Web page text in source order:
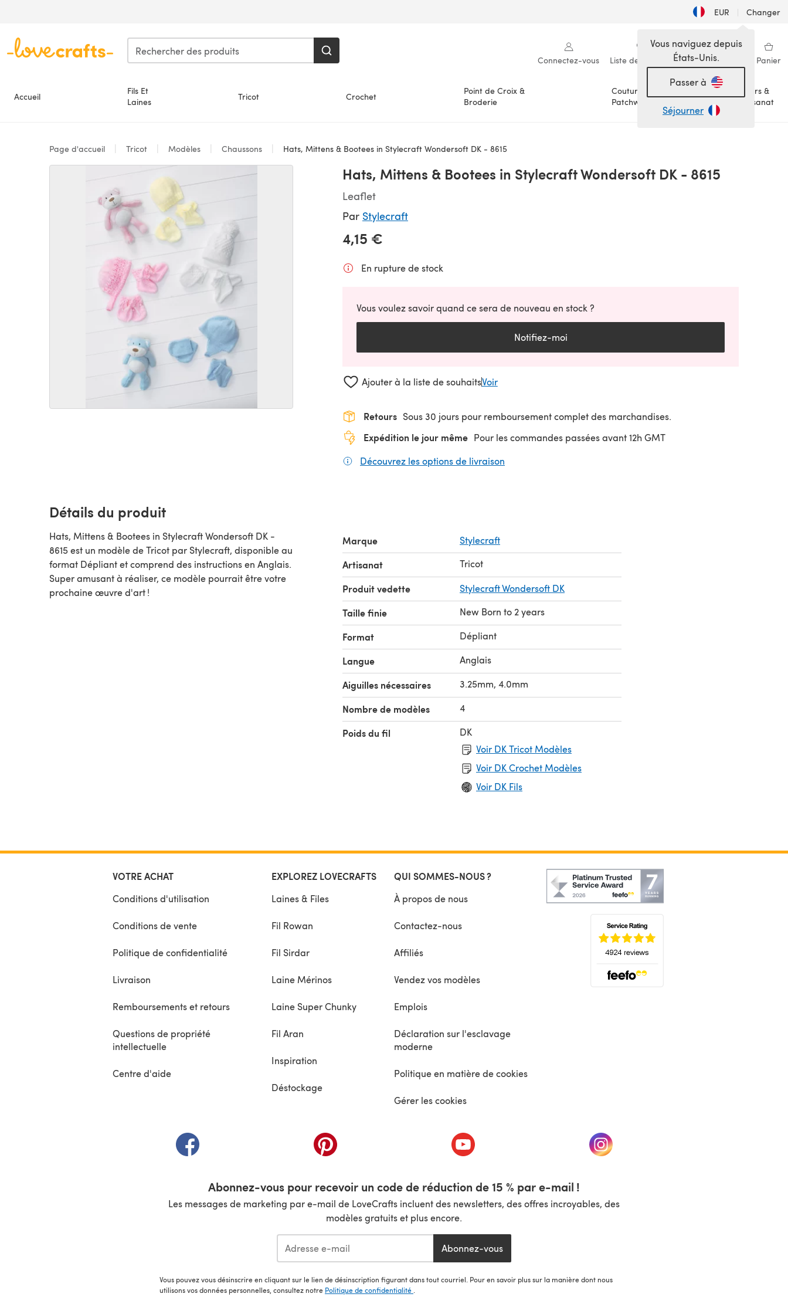
EUR | Changer
Connectez-vous Liste de souhaits Ma bibliothèque Panier
Accueil
Fils Et
Laines
Tricot Crochet
Point de Croix &
Broderie
Couture &
Patchwork
Loisirs &
Artisanat
Vous naviguez depuis
États-Unis.
Passer à
Séjourner
Page d'accueil Tricot Modèles Chaussons Hats, Mittens & Bootees in Stylecraft Wondersoft DK - 8615
Hats, Mittens & Bootees in Stylecraft Wondersoft DK - 8615
Leaflet
Par Stylecraft
4,15 €
En rupture de stock
Vous voulez savoir quand ce sera de nouveau en stock ?
Notifiez-moi
Ajouter à la liste de souhaitsVoir
Retours Sous 30 jours pour remboursement complet des marchandises.
Expédition le jour même Pour les commandes passées avant 12h GMT
Découvrez les options de livraison
Détails du produit
Hats, Mittens & Bootees in Stylecraft Wondersoft DK -
8615 est un modèle de Tricot par Stylecraft, disponible au
format Dépliant et comprend des instructions en Anglais.
Super amusant à réaliser, ce modèle pourrait être votre
prochaine œuvre d'art !
Marque Stylecraft
Artisanat Tricot
Produit vedette Stylecraft Wondersoft DK
Taille finie New Born to 2 years
Format Dépliant
Langue Anglais
Aiguilles nécessaires 3.25mm, 4.0mm
Nombre de modèles 4
Poids du fil
DK
Voir DK Tricot Modèles
Voir DK Crochet Modèles
Voir DK Fils
VOTRE ACHAT
Conditions d'utilisation
Conditions de vente
Politique de confidentialité
Livraison
Remboursements et retours
Questions de propriété
intellectuelle
Centre d'aide
EXPLOREZ LOVECRAFTS
Laines & Files
Fil Rowan
Fil Sirdar
Laine Mérinos
Laine Super Chunky
Fil Aran
Inspiration
Déstockage
QUI SOMMES-NOUS ?
À propos de nous
Contactez-nous
Affiliés
Vendez vos modèles
Emplois
Déclaration sur l'esclavage
moderne
Politique en matière de cookies
Gérer les cookies
(s'ouvre dans un nouvel onglet) (s'ouvre dans un nouvel onglet) (s'ouvre dans un nouvel onglet) (s'ouvre dans un nouvel onglet)
Abonnez-vous pour recevoir un code de réduction de 15 % par e-mail !
Les messages de marketing par e-mail de LoveCrafts incluent des newsletters, des offres incroyables, des
modèles gratuits et plus encore.
Abonnez-vous
Vous pouvez vous désinscrire en cliquant sur le lien de désinscription figurant dans tout courriel. Pour en savoir plus sur la manière dont nous
utilisons vos données personnelles, consultez notre Politique de confidentialité